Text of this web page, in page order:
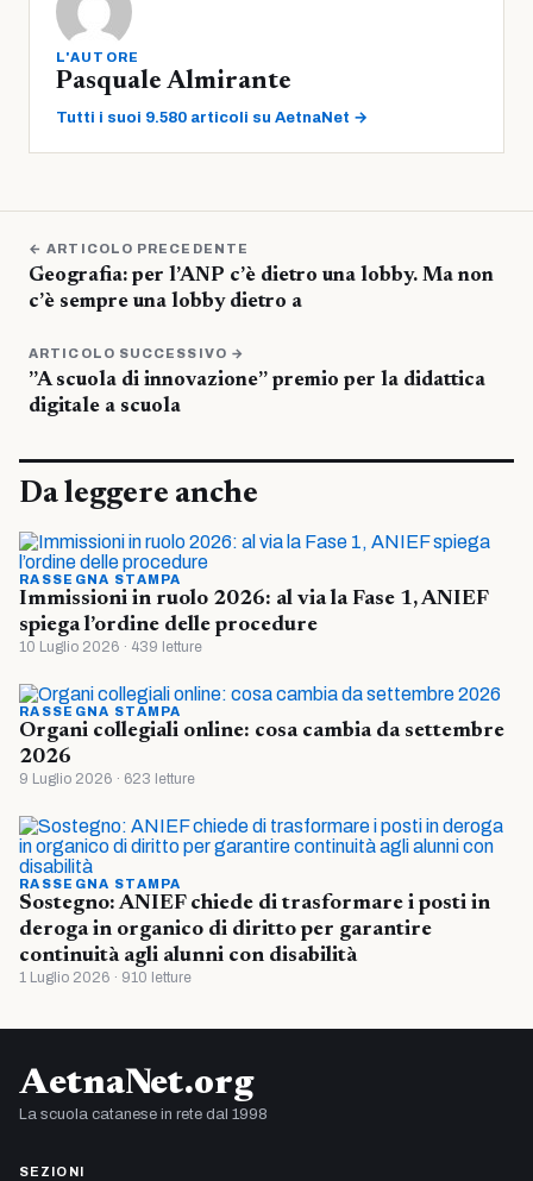
L'AUTORE
Pasquale Almirante
Tutti i suoi 9.580 articoli su AetnaNet →
← ARTICOLO PRECEDENTE
Geografia: per l’ANP c’è dietro una lobby. Ma non
c’è sempre una lobby dietro a
ARTICOLO SUCCESSIVO →
”A scuola di innovazione” premio per la didattica
digitale a scuola
Da leggere anche
RASSEGNA STAMPA
Immissioni in ruolo 2026: al via la Fase 1, ANIEF
spiega l’ordine delle procedure
10 Luglio 2026 · 439 letture
RASSEGNA STAMPA
Organi collegiali online: cosa cambia da settembre
2026
9 Luglio 2026 · 623 letture
RASSEGNA STAMPA
Sostegno: ANIEF chiede di trasformare i posti in
deroga in organico di diritto per garantire
continuità agli alunni con disabilità
1 Luglio 2026 · 910 letture
AetnaNet.org
La scuola catanese in rete dal 1998
SEZIONI